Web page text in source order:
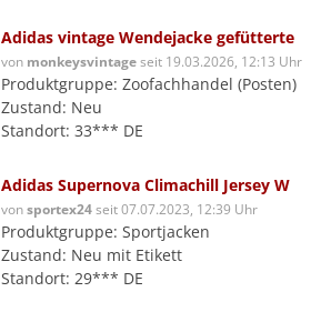
Adidas vintage Wendejacke gefütterte
von monkeysvintageseit 19.03.2026, 12:13 Uhr
Produktgruppe: Zoofachhandel (Posten)
Zustand: Neu
Standort: 33*** DE
Adidas Supernova Climachill Jersey W
vonsportex24seit 07.07.2023, 12:39 Uhr
Produktgruppe: Sportjacken
Zustand: Neu mit Etikett
Standort: 29*** DE